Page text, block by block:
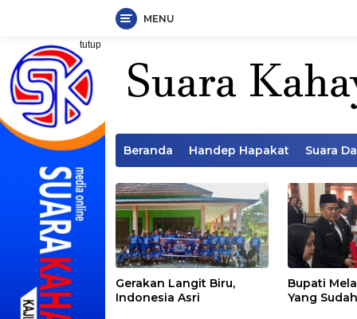
Langsung
konten
MENU
tutup
Beranda Handep Hapakat Suara
Gerakan Langit Biru,
Indonesia Asri
Bupati
Yang